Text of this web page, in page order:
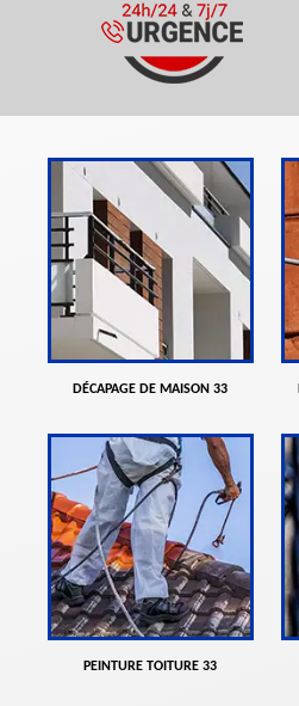
DÉCAPAGE DE MAISON 33
PEINTURE TOITURE 33